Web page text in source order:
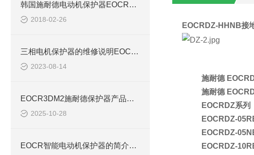
韩国施耐德电动机保护器EOCRDZ-05RM7
2018-02-26
三相电机保护器的维修说明EOCR-ISEM-WRDUH
2023-08-14
EOCR3DM2施耐德保护器产品详情
2025-10-28
EOCR智能电动机保护器的简介EOCR3DE
EOCRDZ-HHNB接
施耐德
施耐德
EOCRDZ系列
EOCRDZ-
EOCRDZ-
EOCRDZ-